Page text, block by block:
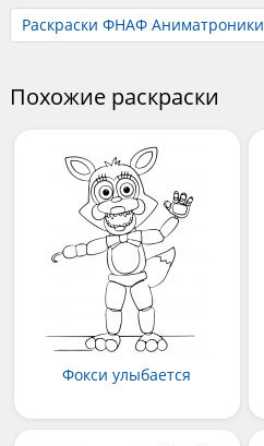
Раскраски ФНАФ Аниматроники
Похожие раскраски
Фокси улыбается